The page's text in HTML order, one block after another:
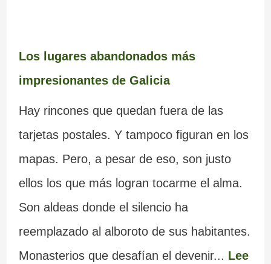
Los lugares abandonados más
impresionantes de Galicia
Hay rincones que quedan fuera de las
tarjetas postales. Y tampoco figuran en los
mapas. Pero, a pesar de eso, son justo
ellos los que más logran tocarme el alma.
Son aldeas donde el silencio ha
reemplazado al alboroto de sus habitantes.
Monasterios que desafían el devenir... Lee